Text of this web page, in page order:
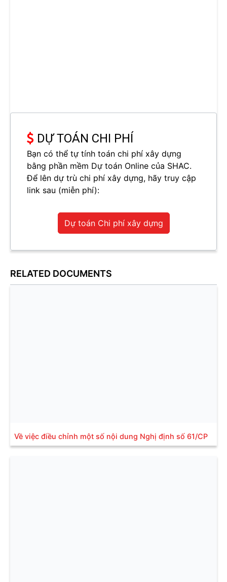
DỰ TOÁN CHI PHÍ
Bạn có thể tự tính toán chi phí xây dựng
bằng phần mềm Dự toán Online của SHAC.
Để lên dự trù chi phí xây dựng, hãy truy cập
link sau (miễn phí):
Dự toán Chi phí xây dựng
RELATED DOCUMENTS
Về việc điều chỉnh một số nội dung Nghị định số 61/CP